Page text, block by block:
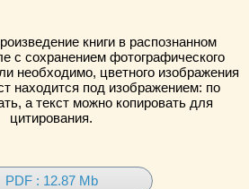
книги в распознанном
с сохранением фотографического
необходимо, цветного изображения
находится под изображением: по
а текст можно копировать для
цитирования.
PDF : 12.87 Mb